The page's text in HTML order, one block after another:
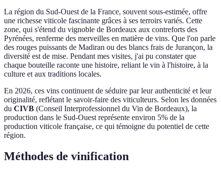
La région du Sud-Ouest de la France, souvent sous-estimée, offre
une richesse viticole fascinante grâces à ses terroirs variés. Cette
zone, qui s'étend du vignoble de Bordeaux aux contreforts des
Pyrénées, renferme des merveilles en matière de vins. Que l'on parle
des rouges puissants de Madiran ou des blancs frais de Jurançon, la
diversité est de mise. Pendant mes visites, j'ai pu constater que
chaque bouteille raconte une histoire, reliant le vin à l'histoire, à la
culture et aux traditions locales.
En 2026, ces vins continuent de séduire par leur authenticité et leur
originalité, reflétant le savoir-faire des viticulteurs. Selon les données
du CIVB (Conseil Interprofessionnel du Vin de Bordeaux), la
production dans le Sud-Ouest représente environ 5% de la
production viticole française, ce qui témoigne du potentiel de cette
région.
Méthodes de vinification